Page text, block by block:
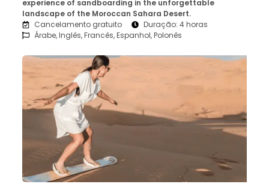
experience of sandboarding in the unforgettable
landscape of the Moroccan Sahara Desert.
Cancelamento gratuito
Duração: 4 horas
Árabe, Inglês, Francês, Espanhol, Polonês